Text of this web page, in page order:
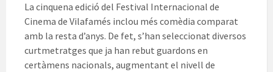
La cinquena edició del Festival Internacional de
Cinema de Vilafamés inclou més comèdia comparat
amb la resta d’anys. De fet, s’han seleccionat diversos
curtmetratges que ja han rebut guardons en
certàmens nacionals, augmentant el nivell de